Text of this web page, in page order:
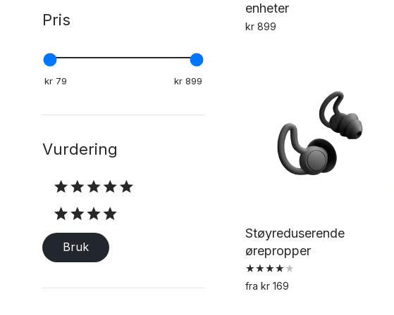
Pris
Vurdering
Vurdering
Bruk
enheter
kr 899
Støyreduserende
ørepropper
Vurdert
4.17
frakr 169